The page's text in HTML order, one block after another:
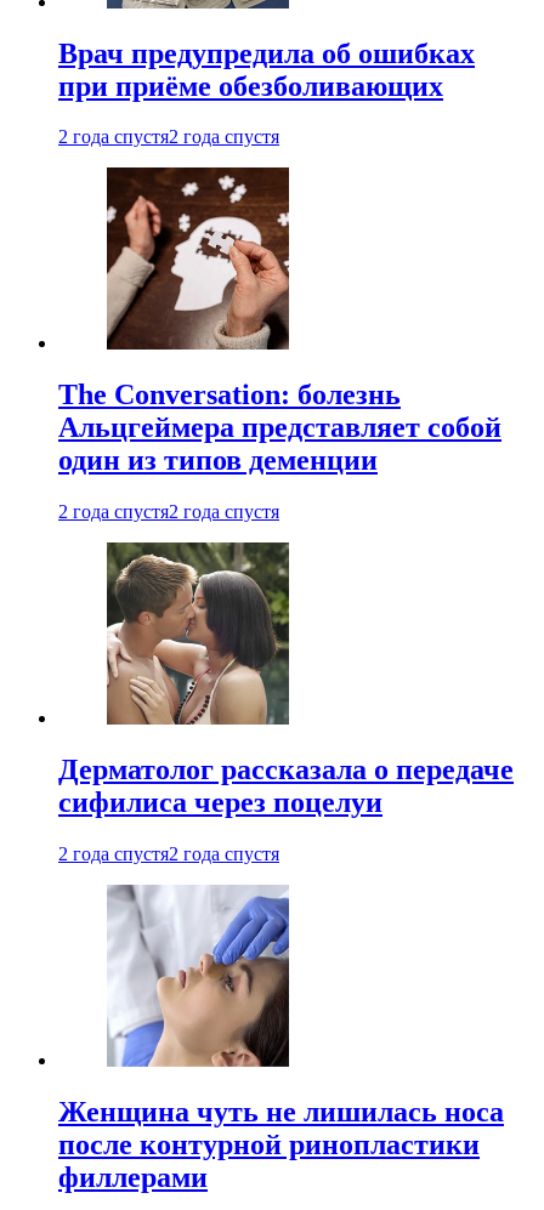
Врач предупредила об ошибках
при приëме обезболивающих
2 года спустя2 года спустя
The Conversation: болезнь
Альцгеймера представляет собой
один из типов деменции
2 года спустя2 года спустя
Дерматолог рассказала о передаче
сифилиса через поцелуи
2 года спустя2 года спустя
Женщина чуть не лишилась носа
после контурной ринопластики
филлерами